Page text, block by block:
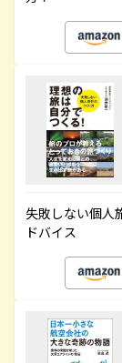
失敗しない個人
ドバイス